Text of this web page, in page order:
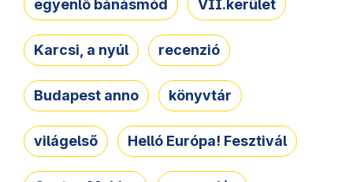
egyenlő bánásmód VII.kerület
Karcsi, a nyúl recenzió
Budapest anno könyvtár
világelső Helló Európa! Fesztivál